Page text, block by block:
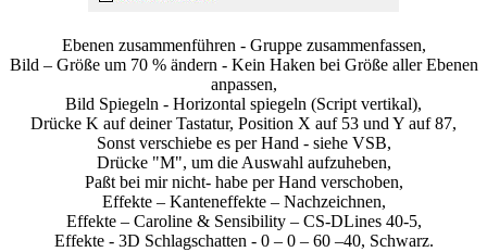
Ebenen zusammenführen - Gruppe zusammenfassen,
Bild – Größe um 70 % ändern - Kein Haken bei Größe aller Ebenen
anpassen,
Bild Spiegeln - Horizontal spiegeln (Script vertikal),
Drücke K auf deiner Tastatur, Position X auf 53 und Y auf 87,
Sonst verschiebe es per Hand - siehe VSB,
Drücke "M", um die Auswahl aufzuheben,
Paßt bei mir nicht- habe per Hand verschoben,
Effekte – Kanteneffekte – Nachzeichnen,
Effekte – Caroline & Sensibility – CS-DLines 40-5,
Effekte - 3D Schlagschatten - 0 – 0 – 60 –40, Schwarz.